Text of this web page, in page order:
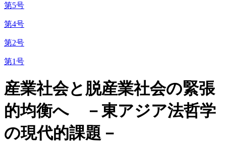
第5号
第4号
第2号
第1号
産業社会と脱産業社会の緊張
的均衡へ －東アジア法哲学
の現代的課題－